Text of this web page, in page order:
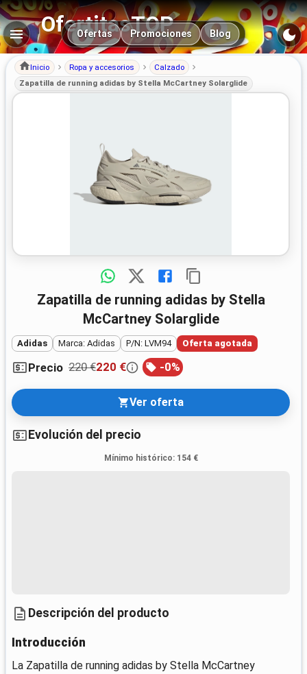
OfertitasTOP
Navegación principal
Ofertas Promociones Blog
Inicio Ropa y accesorios
Calzado
Zapatilla de running adidas by Stella McCartney Solarglide
Zapatilla de running adidas by Stella
McCartney Solarglide
Adidas Marca: Adidas P/N: LVM94 Oferta agotada
Precio 220 €220 € -0%
Ver oferta
Evolución del precio
Mínimo histórico: 154 €
Descripción del producto
Introducción
La Zapatilla de running adidas by Stella McCartney